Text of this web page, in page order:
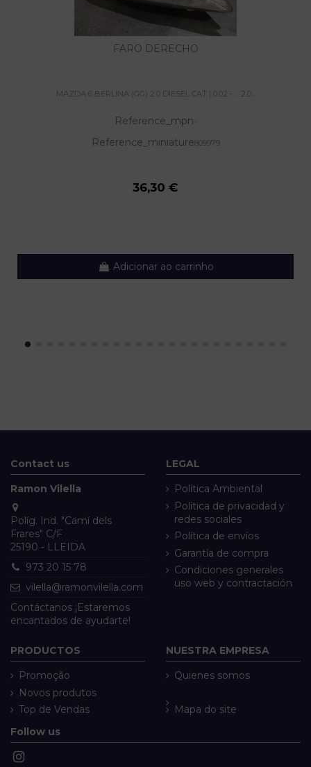
FARO DERECHO
MAZDA 6 BERLINA (GG) 2.0 DIESEL CAT | 0.02 - ... 2.0...
Reference_mpn-
Reference_miniature809979
36,30 €
Adicionar ao carrinho
Contact us
Ramon Vilella
Políg. Ind. "Camí dels
Frares" C/F
25190 - LLEIDA
973 20 15 78
vilella@ramonvilella.com
Contáctanos ¡Estaremos
encantados de ayudarte!
LEGAL
Política Ambiental
Política de privacidad y
redes sociales
Política de envíos
Garantía de compra
Condiciones generales
uso web y contractación
PRODUCTOS
Promoção
Novos produtos
Top de Vendas
NUESTRA EMPRESA
Quienes somos
Mapa do site
Follow us